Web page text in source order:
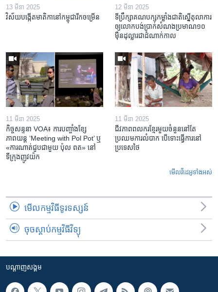
13 មីនា 2025
វិស័យ​បង្កើត​មាតិកា​នៅ​កម្ពុជា​រីក​ចម្រើន
12 មីនា 2025
ទីប្រឹក្សា​គណបក្ស​កម្លាំង​ជាតិ​ស្នើ​តុលាការ​
ឲ្យ​លោក​បង់ប្រាក់​សំណង​ប្រមាណ​១០​
ម៉ឺន​ដុល្លារ​ជា​ដំណាក់កាល
11 មីនា 2025
កិច្ចសន្ទនា VOA៖ ការ​បញ្ចាំង​ខ្សែ
ភាពយន្ត ‘Meeting with Pol Pot’ ឬ
«ការណាត់ជួប​ជាមួយ​ ប៉ុល ពត» នៅ
ទីក្រុងញូវយ៉ក​
11 មីនា 2025
ជីវភាពពលករខ្មែរមួយចំនួននៅតែ
ប្រឈមការលំបាក បើទោះធ្វើការនៅ
ប្រទេសថៃ
មើល​វីដេអូ​ទាំង​អស់
មើល​កម្មវិធី​ទូរទស្សន៍
ចុចស្តាប់កម្មវិធីវិទ្យុ
បណ្តាញ​សង្គម